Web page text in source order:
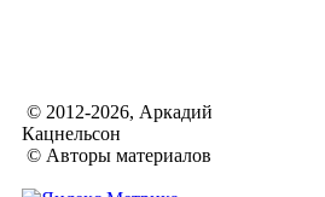
© 2012-2026, Аркадий
Кацнельсон
© Авторы материалов